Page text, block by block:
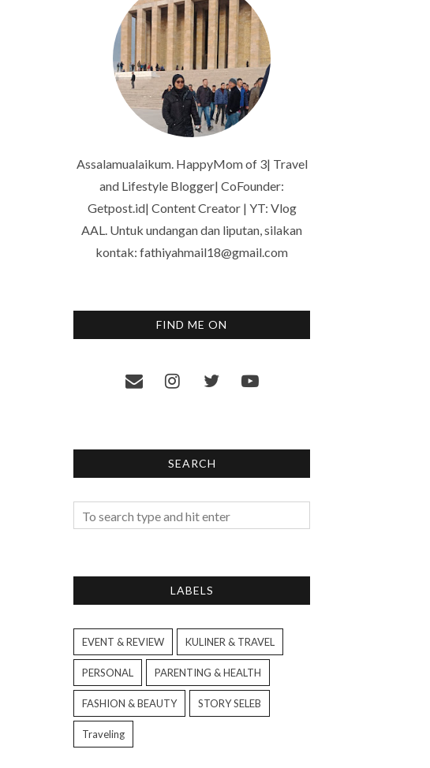
Assalamualaikum. HappyMom of 3| Travel
and Lifestyle Blogger| CoFounder:
Getpost.id| Content Creator | YT: Vlog
AAL. Untuk undangan dan liputan, silakan
kontak: fathiyahmail18@gmail.com
FIND ME ON
SEARCH
LABELS
EVENT & REVIEW KULINER & TRAVEL
PERSONAL PARENTING & HEALTH
FASHION & BEAUTY STORY SELEB
Traveling